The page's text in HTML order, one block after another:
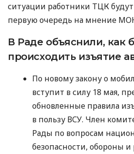
ситуации работники ТЦК будут
первую очередь на мнение
В Раде объяснили, как
происходить изъятие
По новому закону о
вступит в силу 18 мая,
обновленные правила
в пользу ВСУ. Член
Рады по вопросам
безопасности, обороны и